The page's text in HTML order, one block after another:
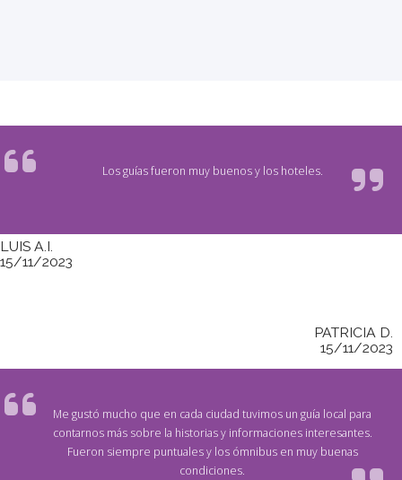
Los guías fueron muy buenos y los hoteles.
LUIS A.I.
15/11/2023
PATRICIA D.
15/11/2023
Me gustó mucho que en cada ciudad tuvimos un guía local para
contarnos más sobre la historias y informaciones interesantes.
Fueron siempre puntuales y los ómnibus en muy buenas
condiciones.